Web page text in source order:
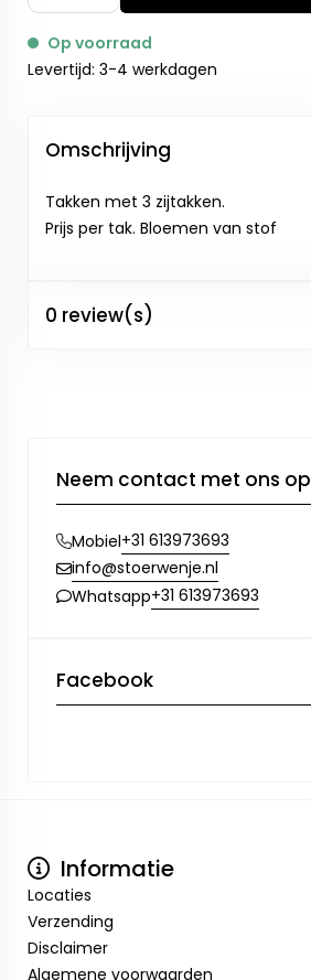
Op voorraad
Levertijd: 3-4 werkdagen
Omschrijving
Takken met 3 zijtakken.
Prijs per tak. Bloemen van stof
0 review(s)
Neem contact met ons op
Mobiel+31 613973693
info@stoerwenje.nl
Whatsapp+31 613973693
Facebook
Informatie
Locaties
Verzending
Disclaimer
Algemene voorwaarden